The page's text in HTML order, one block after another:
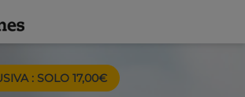
: SOLO 17,00€